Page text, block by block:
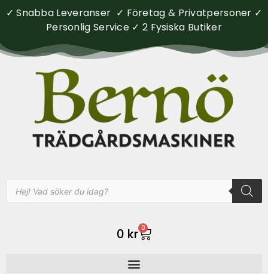
✓ Snabba Leveranser ✓ Företag & Privatpersoner ✓
Personlig Service ✓ 2 Fysiska Butiker
0 kr 0